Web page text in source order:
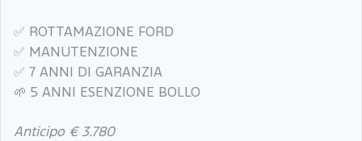
✅ ROTTAMAZIONE FORD
✅ MANUTENZIONE
✅ 7 ANNI DI GARANZIA
🌱 5 ANNI ESENZIONE BOLLO
Anticipo € 3.780